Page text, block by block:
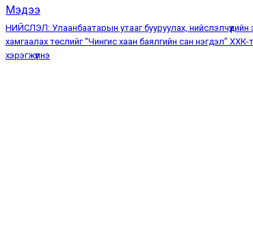
Мэдээ
НИЙСЛЭЛ: Улаанбаатарын утааг бууруулах, нийслэлчүүдийн
хамгаалах төслийг “Чингис хаан баялгийн сан нэгдэл” ХХК-
хэрэгжүүлнэ